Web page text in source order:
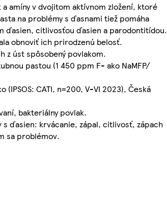
amíny v dvojitom aktívnom zložení, ktoré
na problémy s ďasnami tiež pomáha
ďasien, citlivosťou ďasien a parodontitídou.
obnoviť ich prirodzenú belosť.
z úst spôsobený povlakom.
pastou (1 450 ppm F- ako NaMFP/
CATI, n=200, V-VI 2023), Česká
bakteriálny povlak.
ďasien: krvácanie, zápal, citlivosť, zápach
sa problémov.